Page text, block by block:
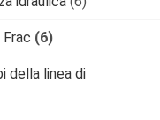
(6)
della linea di